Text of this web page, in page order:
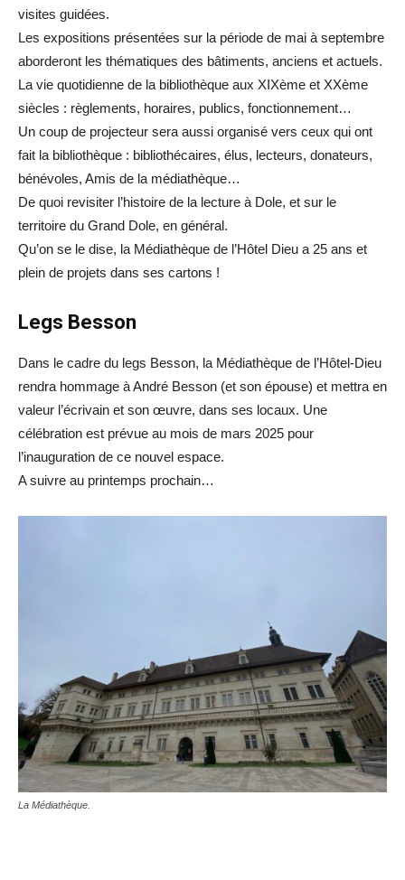
visites guidées.
Les expositions présentées sur la période de mai à septembre
aborderont les thématiques des bâtiments, anciens et actuels.
La vie quotidienne de la bibliothèque aux XIXème et XXème
siècles : règlements, horaires, publics, fonctionnement…
Un coup de projecteur sera aussi organisé vers ceux qui ont
fait la bibliothèque : bibliothécaires, élus, lecteurs, donateurs,
bénévoles, Amis de la médiathèque…
De quoi revisiter l’histoire de la lecture à Dole, et sur le
territoire du Grand Dole, en général.
Qu’on se le dise, la Médiathèque de l’Hôtel Dieu a 25 ans et
plein de projets dans ses cartons !
Legs Besson
Dans le cadre du legs Besson, la Médiathèque de l’Hôtel-Dieu
rendra hommage à André Besson (et son épouse) et mettra en
valeur l’écrivain et son œuvre, dans ses locaux. Une
célébration est prévue au mois de mars 2025 pour
l’inauguration de ce nouvel espace.
A suivre au printemps prochain…
La Médiathèque.